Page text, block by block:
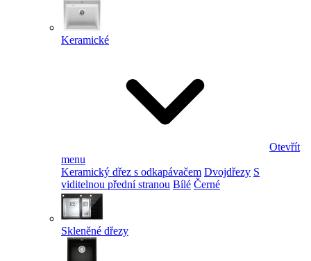
Keramické
Otevřít
menu
Keramický dřez s odkapávačem Dvojdřezy S
viditelnou přední stranou Bílé Černé
Skleněné dřezy